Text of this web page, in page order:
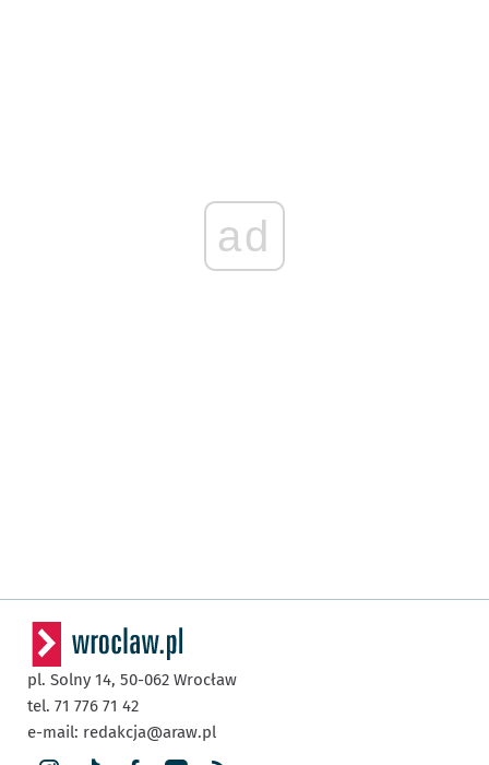
ad
pl. Solny 14, 50-062 Wrocław
tel. 71 776 71 42
e-mail: redakcja@araw.pl